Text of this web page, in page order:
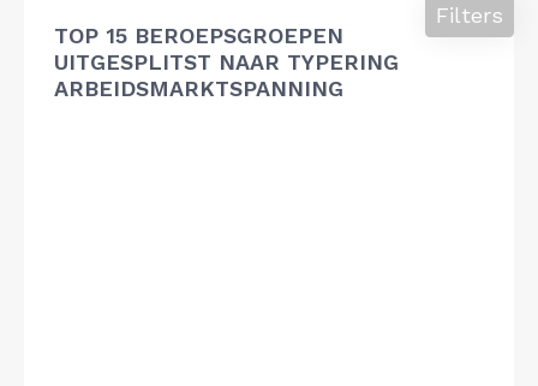
TOP 15 BEROEPSGROEPEN
UITGESPLITST NAAR TYPERING
ARBEIDSMARKTSPANNING
Filters